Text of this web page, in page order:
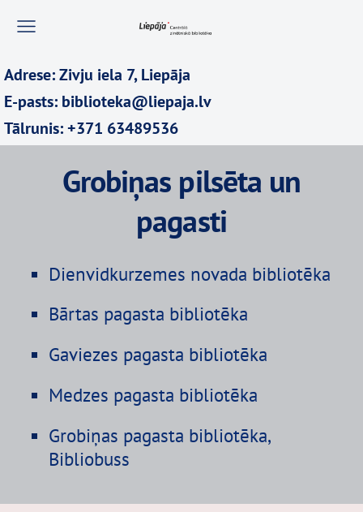
Adrese: Zivju iela 7, Liepāja
E-pasts: biblioteka@liepaja.lv
Tālrunis: +371 63489536
Grobiņas pilsēta un
pagasti
Dienvidkurzemes novada bibliotēka
Bārtas pagasta bibliotēka
Gaviezes pagasta bibliotēka
Medzes pagasta bibliotēka
Grobiņas pagasta bibliotēka,
Bibliobuss